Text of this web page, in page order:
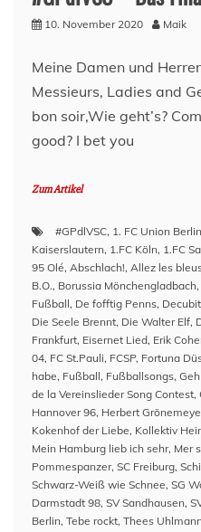
10. November 2020 Maik
Meine Damen und
Messieurs, Ladies and
bon soir,Wie geht’s?
good? I bet you
Zum Artikel
#GPdlVSC, 1. FC Union Berlin
Kaiserslautern, 1.FC Köln, 1.FC
95 Olé, Abschlach!, Allez les
B.O., Borussia Mönchengladbach,
Fußball, De fofftig Penns,
Die Seele Brennt, Die Walter Elf,
Frankfurt, Eisernet Lied, Erik
04, FC St.Pauli, FCSP, Fortuna
habe, Fußball, Fußballsongs,
de la Vereinslieder Song Contest,
Hannover 96, Herbert
Kokenhof der Liebe, Kollektiv
Mein Hamburg lieb ich sehr, Mer
Pommespanzer, SC Freiburg,
Schwarz-Weiß wie Schnee, SG
Darmstadt 98, SV Sandhausen,
Berlin, Tebe rockt, Thees